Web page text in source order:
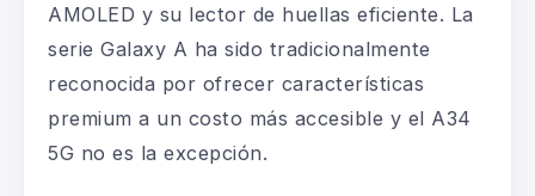
AMOLED y su lector de huellas eficiente. La
serie Galaxy A ha sido tradicionalmente
reconocida por ofrecer características
premium a un costo más accesible y el A34
5G no es la excepción.